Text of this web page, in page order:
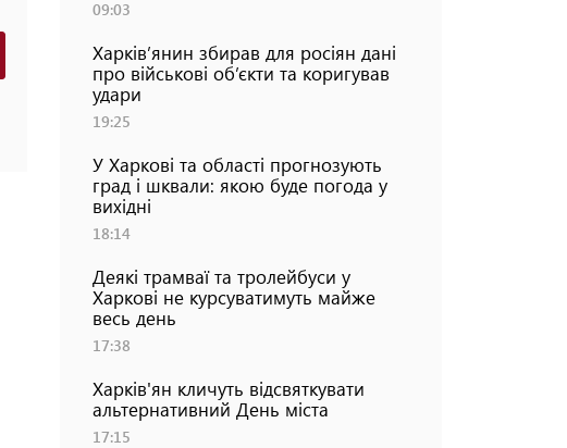
09:03
Харків’янин збирав для росіян дані
про військові об’єкти та коригував
удари
19:25
У Харкові та області прогнозують
град і шквали: якою буде погода у
вихідні
18:14
Деякі трамваї та тролейбуси у
Харкові не курсуватимуть майже
весь день
17:38
Харків'ян кличуть відсвяткувати
альтернативний День міста
17:15